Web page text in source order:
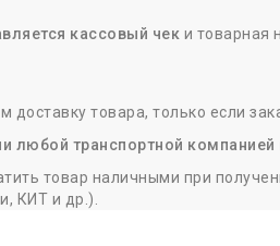
кассовый чек и товарная
товара, только если
любой транспортной
товар наличными при
КИТ и др.).